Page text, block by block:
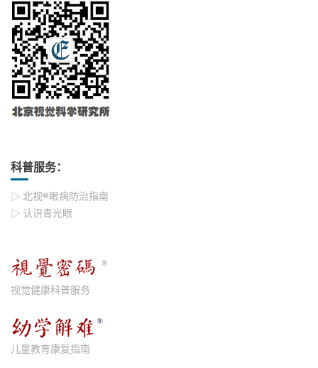
科普服务：
▷ 北视®眼病防治指南
▷ 认识青光眼
视觉健康科普服务
儿童教育康复指南